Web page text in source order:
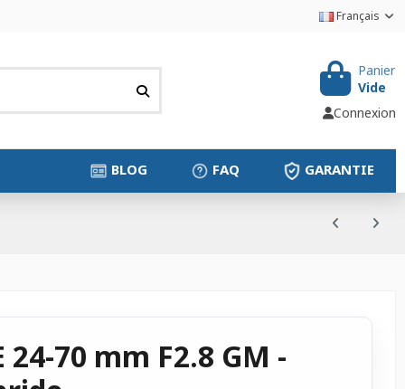
Français
Panier
Vide
Connexion
GARANTIE
FAQ
BLOG
24-70 mm F2.8 GM -